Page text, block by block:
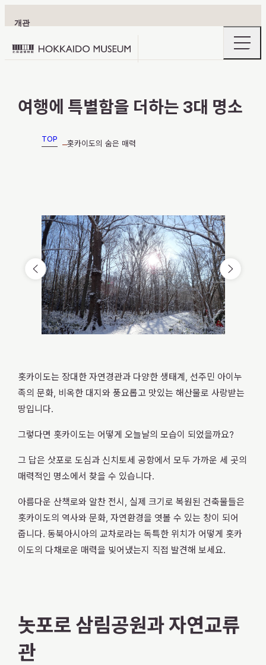
개관
Hokkaido
the
개관
내일 개관
account
channel
여행에 특별함을 더하는 3대 명소
TOP 홋카이도의 숨은 매력
홋카이도는 장대한 자연경관과 다양한 생태계, 선주민 아이누
족의 문화, 비옥한 대지와 풍요롭고 맛있는 해산물로 사랑받는
땅입니다.
그렇다면 홋카이도는 어떻게 오늘날의 모습이 되었을까요?
그 답은 삿포로 도심과 신치토세 공항에서 모두 가까운 세 곳의
매력적인 명소에서 찾을 수 있습니다.
아름다운 산책로와 알찬 전시, 실제 크기로 복원된 건축물들은
홋카이도의 역사와 문화, 자연환경을 엿볼 수 있는 창이 되어
줍니다. 동북아시아의 교차로라는 독특한 위치가 어떻게 홋카
이도의 다채로운 매력을 빚어냈는지 직접 발견해 보세요.
놋포로 삼림공원과 자연교류
관